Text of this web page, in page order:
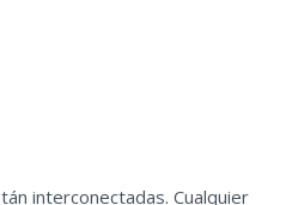
interconectadas. Cualquier